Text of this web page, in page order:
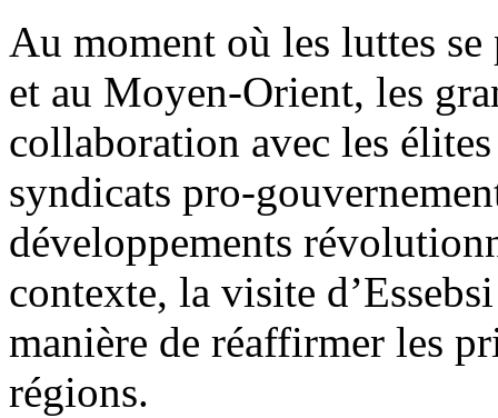
Au moment où les luttes
et au Moyen-Orient, les
collaboration avec les
syndicats pro-
développements
contexte, la visite
manière de réaffirmer les
régions.